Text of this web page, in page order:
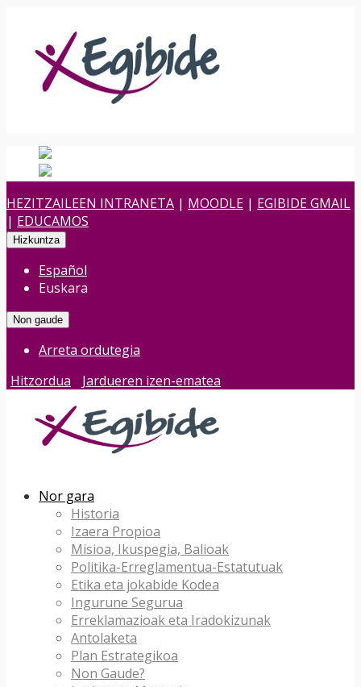
HEZITZAILEEN INTRANETA | MOODLE | EGIBIDE GMAIL
| EDUCAMOS
Hizkuntza
Español
Euskara
Non gaude
Arreta ordutegia
Hitzordua
Jardueren izen-ematea
Nor gara
Historia
Izaera Propioa
Misioa, Ikuspegia, Balioak
Politika-Erreglamentua-Estatutuak
Etika eta jokabide Kodea
Ingurune Segurua
Erreklamazioak eta Iradokizunak
Antolaketa
Plan Estrategikoa
Non Gaude?